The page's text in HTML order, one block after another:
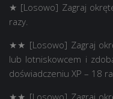
★ [Losowo] Zagraj
razy.
★★ [Losowo] Zagraj
lub lotniskowcem i
doświadczeniu XP – 18
★★ [Losowo] Zagraj